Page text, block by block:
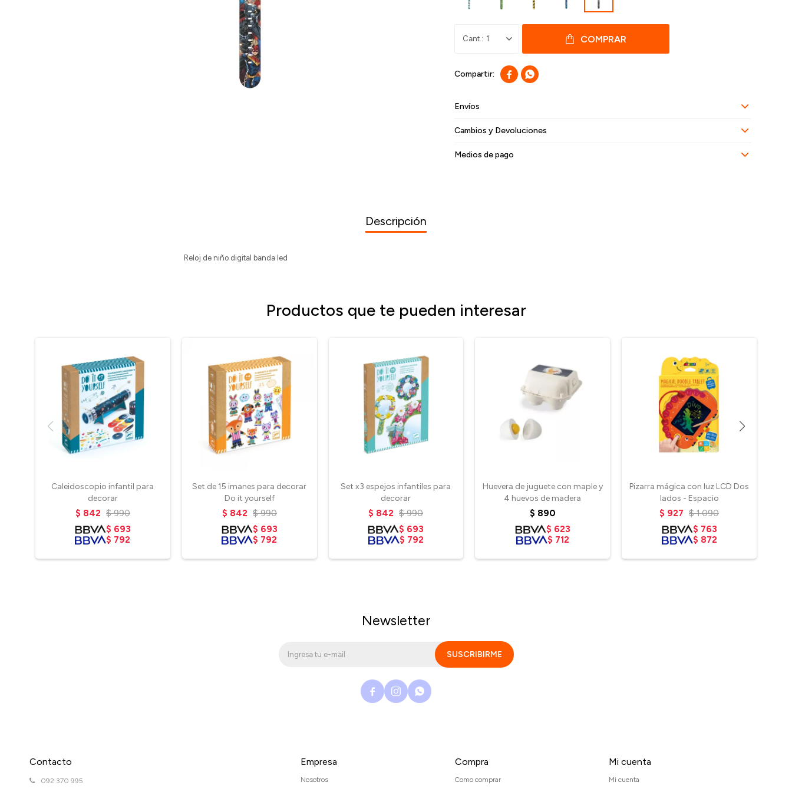
1 COMPRAR
 
Envíos
Cambios y Devoluciones
Medios de pago
Descripción
Reloj de niño digital banda led
Productos que te pueden interesar
Caleidoscopio infantil para
decorar
$ 842 $ 990
$ 693
$ 792
Set de 15 imanes para decorar
Do it yourself
$ 842 $ 990
$ 693
$ 792
Set x3 espejos infantiles para
decorar
$ 842 $ 990
$ 693
$ 792
Huevera de juguete con maple y
4 huevos de madera
$ 890
$ 623
$ 712
Pizarra mágica con luz LCD Dos
lados - Espacio
$ 927 $ 1.090
$ 763
$ 872
Contacto
092 370 995
Empresa
Nosotros
Compra
Como comprar
Mi cuenta
Mi cuenta
Newsletter
SUSCRIBIRME
  